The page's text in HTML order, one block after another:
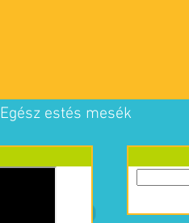
Egész estés mesék